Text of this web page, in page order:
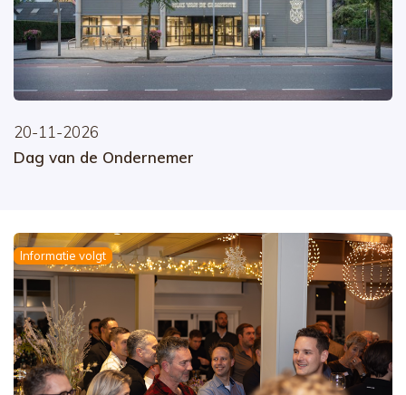
20-11-2026
Dag van de Ondernemer
Informatie volgt